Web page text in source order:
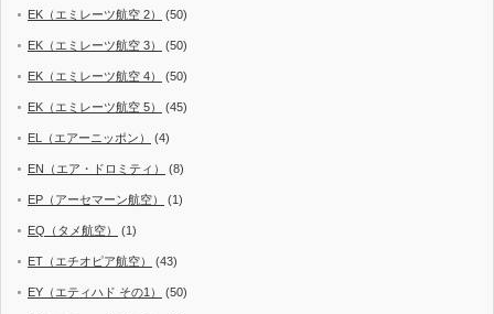
EK（エミレーツ航空 2） (50)
EK（エミレーツ航空 3） (50)
EK（エミレーツ航空 4） (50)
EK（エミレーツ航空 5） (45)
EL（エアーニッポン） (4)
EN（エア・ドロミティ） (8)
EP（アーセマーン航空） (1)
EQ（タメ航空） (1)
ET（エチオピア航空） (43)
EY（エティハド その1） (50)